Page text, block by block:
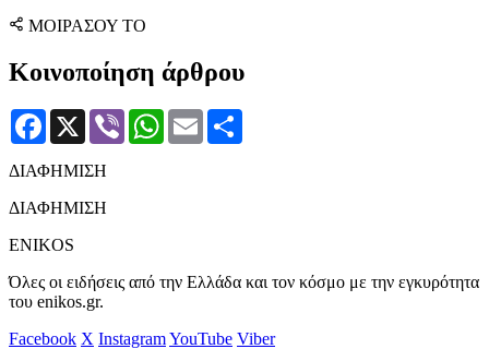
ΜΟΙΡΑΣΟΥ ΤΟ
Κοινοποίηση άρθρου
Facebook
X Viber WhatsApp
Email
ΔΙΑΦΗΜΙΣΗ
ΔΙΑΦΗΜΙΣΗ
ENIKOS
Όλες οι ειδήσεις από την Ελλάδα και τον κόσμο με την εγκυρότητα
του enikos.gr.
Facebook X InstagramYouTube Viber